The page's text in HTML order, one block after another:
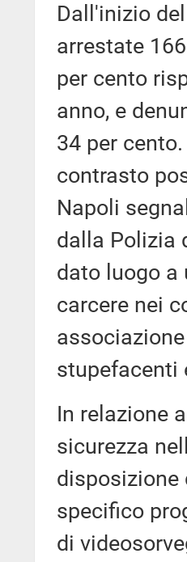
Dall'inizio
arrestate
per cento
anno, e
34 per
contrasto
Napoli
dalla Polizia
dato luogo a
carcere nei
stupefacenti
In relazione
sicurezza
disposizione
specifico
di